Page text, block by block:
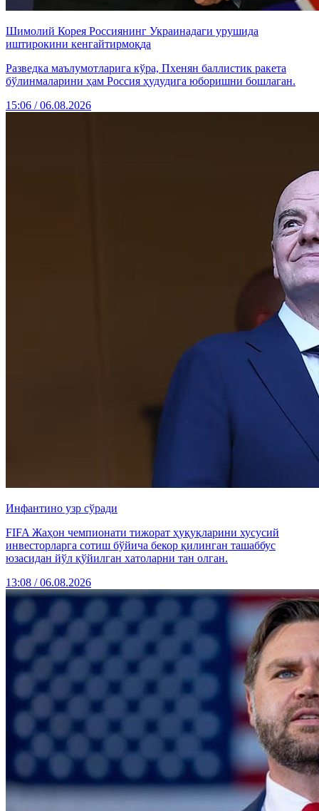
Шимолий Корея Россиянинг Украинадаги урушида
иштирокини кенгайтирмоқда
Разведка маълумотларига кўра, Пхенян баллистик ракета
бўлинмаларини ҳам Россия ҳудудига юборишни бошлаган.
15:06 / 06.08.2026
Инфантино узр сўради
FIFA Жаҳон чемпионати тижорат ҳуқуқларини хусусий
инвесторларга сотиш бўйича бекор қилинган ташаббус
юзасидан йўл қўйилган хатоларни тан олган.
13:08 / 06.08.2026